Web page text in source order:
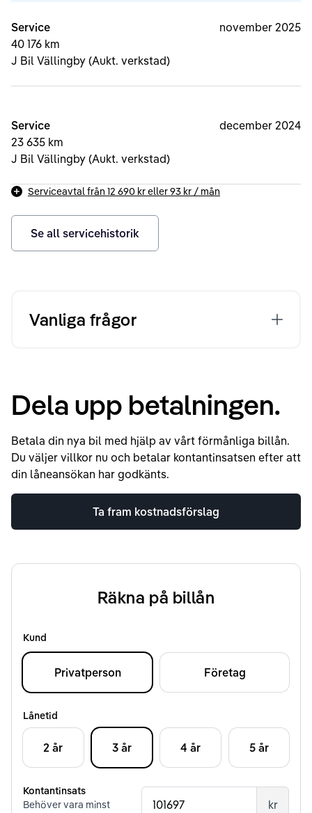
Service
40 176 km
J Bil Vällingby (Aukt. verkstad)
november 2025
Service
23 635 km
J Bil Vällingby (Aukt. verkstad)
december 2024
Serviceavtal från 12 690 kreller93 kr / mån
Se all servicehistorik
Vanliga frågor
Dela upp betalningen.
Betala din nya bil med hjälp av vårt förmånliga billån.
Du väljer villkor nu och betalar kontantinsatsen efter att
din låneansökan har godkänts.
Ta fram kostnadsförslag
Räkna på billån
Kund
Privatperson Företag
Lånetid
2 år 3 år 4 år 5 år
Kontantinsats
Behöver vara minst
kr